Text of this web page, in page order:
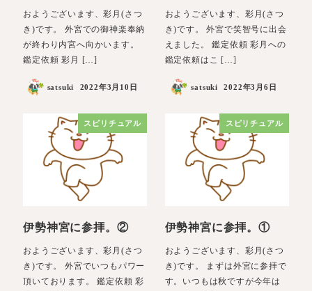
おようございます、彩月(さつ
き)です。 外宮での御神楽奉納
が終わり内宮へ向かいます。
鑑定依頼 彩月 […]
satsuki 2022年3月10日
おようございます、彩月(さつ
き)です。 外宮で笑智号に出会
えました。 鑑定依頼 彩月への
鑑定依頼はこ […]
satsuki 2022年3月6日
スピリチュアル
伊勢神宮に参拝。②
おようございます、彩月(さつ
き)です。 外宮でいつもパワー
頂いております。 鑑定依頼 彩
スピリチュアル
伊勢神宮に参拝。①
おようございます、彩月(さつ
き)です。 まずは外宮に参拝で
す。いつもは秋ですが今年は